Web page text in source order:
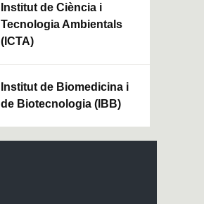
Institut de Ciència i
Tecnologia Ambientals
(ICTA)
Institut de Biomedicina i
de Biotecnologia (IBB)